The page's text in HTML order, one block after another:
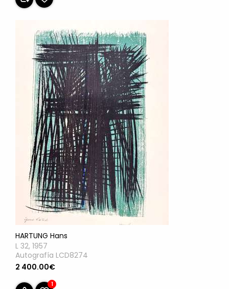
HARTUNG Hans
L 32, 1957
Autografía LCD8274
2 400.00€
1